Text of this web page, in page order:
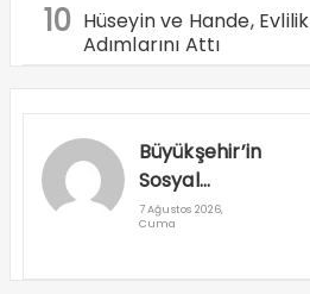
10 Hüseyin ve Hande,
Adımlarını Attı
Büyükşehir’in
Sosyal
Destek
7 Ağustos 2026,
Cuma